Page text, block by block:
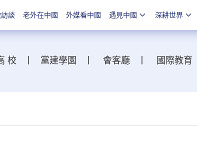
談 老外在中國 外媒看中國 遇見中國 深耕世界
校 黨建學園 會客廳 國際教育